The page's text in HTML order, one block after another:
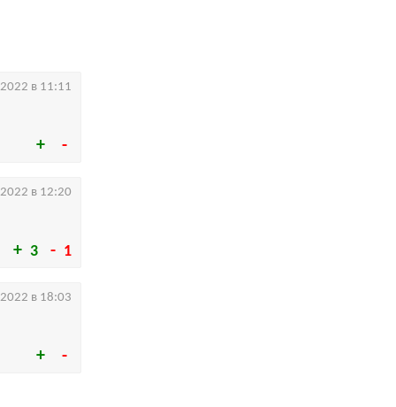
в 11:11
3 1
в 12:20
в 18:03